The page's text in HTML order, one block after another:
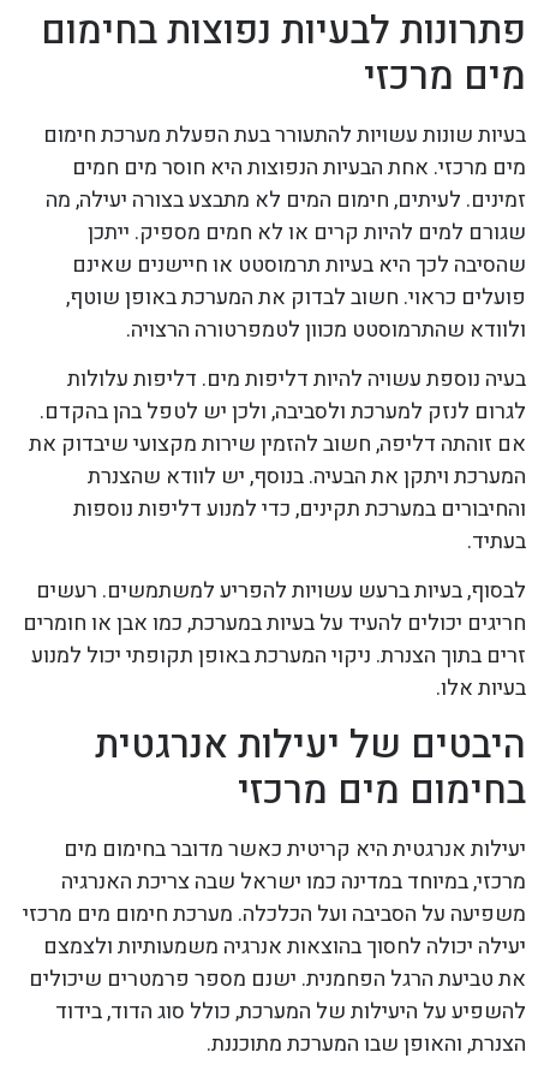
פתרונות לבעיות נפוצות בחימום
מים מרכזי
בעיות שונות עשויות להתעורר בעת הפעלת מערכת חימום
מים מרכזי. אחת הבעיות הנפוצות היא חוסר מים חמים
זמינים. לעיתים, חימום המים לא מתבצע בצורה יעילה, מה
שגורם למים להיות קרים או לא חמים מספיק. ייתכן
שהסיבה לכך היא בעיות תרמוסטט או חיישנים שאינם
פועלים כראוי. חשוב לבדוק את המערכת באופן שוטף,
ולוודא שהתרמוסטט מכוון לטמפרטורה הרצויה.
בעיה נוספת עשויה להיות דליפות מים. דליפות עלולות
לגרום לנזק למערכת ולסביבה, ולכן יש לטפל בהן בהקדם.
אם זוהתה דליפה, חשוב להזמין שירות מקצועי שיבדוק את
המערכת ויתקן את הבעיה. בנוסף, יש לוודא שהצנרת
והחיבורים במערכת תקינים, כדי למנוע דליפות נוספות
בעתיד.
לבסוף, בעיות ברעש עשויות להפריע למשתמשים. רעשים
חריגים יכולים להעיד על בעיות במערכת, כמו אבן או חומרים
זרים בתוך הצנרת. ניקוי המערכת באופן תקופתי יכול למנוע
בעיות אלו.
היבטים של יעילות אנרגטית
בחימום מים מרכזי
יעילות אנרגטית היא קריטית כאשר מדובר בחימום מים
מרכזי, במיוחד במדינה כמו ישראל שבה צריכת האנרגיה
משפיעה על הסביבה ועל הכלכלה. מערכת חימום מים מרכזי
יעילה יכולה לחסוך בהוצאות אנרגיה משמעותיות ולצמצם
את טביעת הרגל הפחמנית. ישנם מספר פרמטרים שיכולים
להשפיע על היעילות של המערכת, כולל סוג הדוד, בידוד
הצנרת, והאופן שבו המערכת מתוכננת.